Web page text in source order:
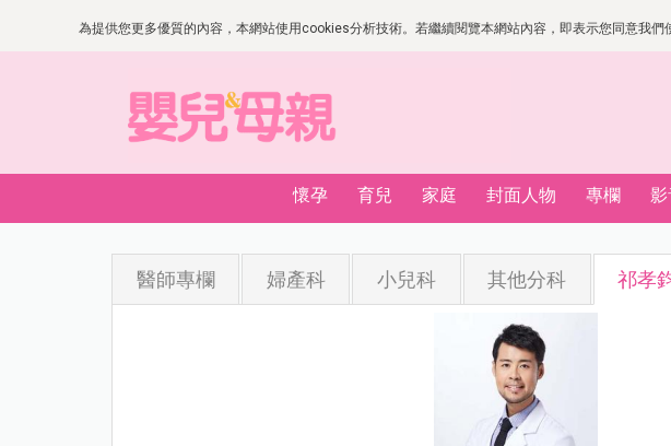
為提供您更多優質的內容，本網站使用cookies分析技術。若繼續閱覽本網站內容，即表示您同意我
懷孕 育兒 家庭 封面人物 專欄 影
醫師專欄 婦產科 小兒科 其他分科 祁孝